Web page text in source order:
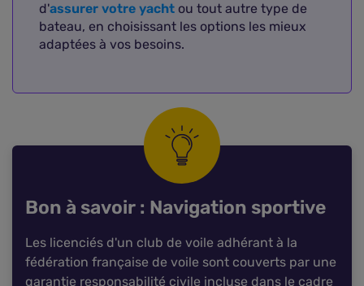
d'assurer votre yacht ou tout autre type de
bateau, en choisissant les options les mieux
adaptées à vos besoins.
Bon à savoir : Navigation sportive
Les licenciés d'un club de voile adhérant à la
fédération française de voile sont couverts par une
garantie responsabilité civile incluse dans le cadre